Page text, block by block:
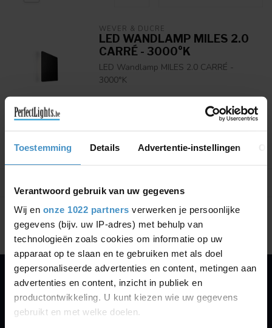
Toestemming Details Advertentie-instellingen
Verantwoord gebruik van uw gegevens
Wij en onze 1022 partners verwerken je persoonlijke
gegevens (bijv. uw IP-adres) met behulp van
technologieën zoals cookies om informatie op uw
apparaat op te slaan en te gebruiken met als doel
gepersonaliseerde advertenties en content, metingen aan
advertenties en content, inzicht in publiek en
productontwikkeling. U kunt kiezen wie uw gegevens
gebruikt en met welke doelen.
Vergelijk
WEVER & DUCRÉ
LED WANDLAMP MILES 2.0
CARRÉ - 3000°K
LED Wandlamp MILES 2.0 CARRÉ -
3000°K
€286,86
Toon1- van 1
PERFECTLIGHTS
Gegevens: